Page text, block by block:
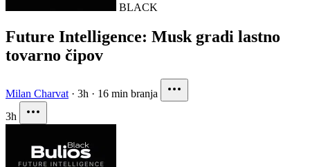
BLACK
Future Intelligence: Musk gradi lastno
tovarno čipov
Milan Charvat · 3h · 16 min branja
3h